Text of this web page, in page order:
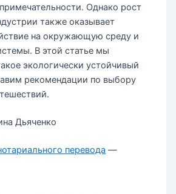
Однако рост
также оказывает
на окружающую среду и
В этой статье мы
экологически устойчивый
рекомендации по выбору
Дьяченко
перевода —